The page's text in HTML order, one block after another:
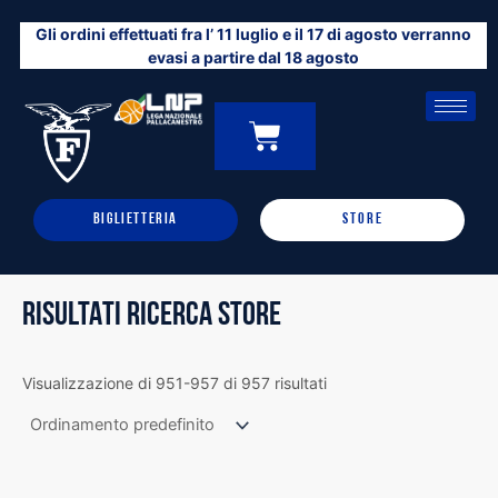
contenuto
Gli ordini effettuati fra l’ 11 luglio e il 17 di agosto verranno
evasi a partire dal 18 agosto
0
CARRELLO
BIGLIETTERIA STORE
RISULTATI RICERCA STORE
Visualizzazione di 951-957 di 957 risultati